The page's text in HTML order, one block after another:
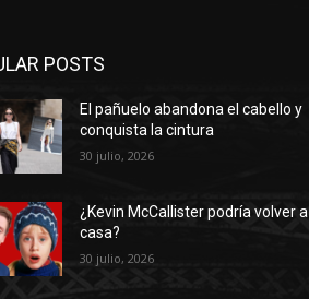
POSTS
El pañuelo abandona el cabello y
conquista la cintura
30 julio, 2026
¿Kevin McCallister podría volver a
casa?
30 julio, 2026